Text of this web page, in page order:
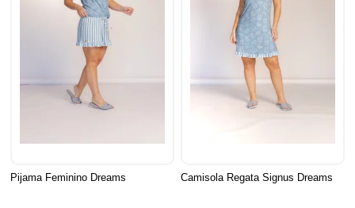
Pijama Feminino Dreams Camisola Regata Signus Dreams